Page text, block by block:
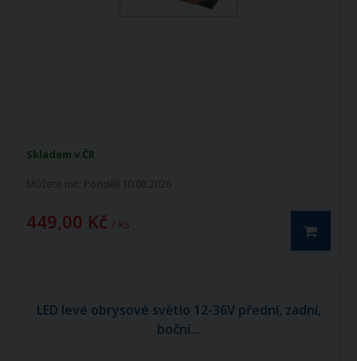
Skladem v ČR
Můžete mít: Pondělí 10.08.2026
449,00 Kč / ks
LED levé obrysové světlo 12-36V přední, zadní,
boční...